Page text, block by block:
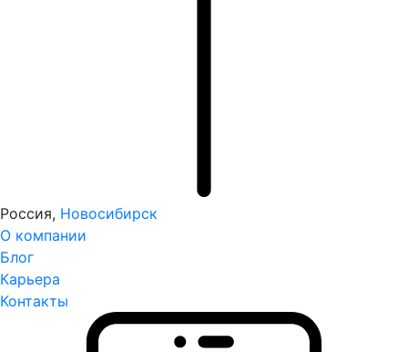
Россия, Новосибирск
О компании
Блог
Карьера
Контакты